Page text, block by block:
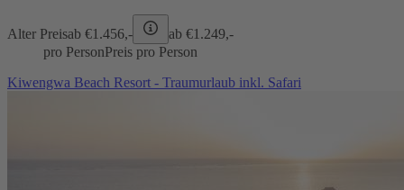
Alter Preisab €1.456,- ab €1.249,-
pro PersonPreis pro Person
Kiwengwa Beach Resort - Traumurlaub inkl. Safari